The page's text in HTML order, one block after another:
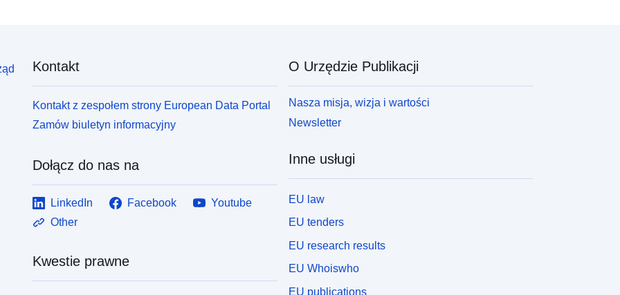
Kontakt
Kontakt z zespołem strony European Data Portal
Zamów biuletyn informacyjny
Dołącz do nas na
LinkedIn Facebook
Youtube
Other
Kwestie prawne
O Urzędzie Publikacji
Nasza misja, wizja i wartości
Newsletter
Inne usługi
EU law
EU tenders
EU research results
EU Whoiswho
EU publications